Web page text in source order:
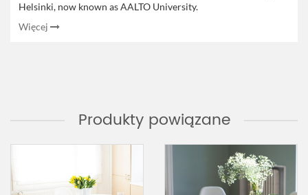
Helsinki, now known as AALTO University.
Więcej
Produkty powiązane